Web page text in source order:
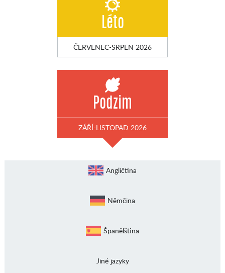
Léto
ČERVENEC-SRPEN 2026
Podzim
ZÁŘÍ-LISTOPAD 2026
Angličtina
Němčina
Španělština
Jiné jazyky